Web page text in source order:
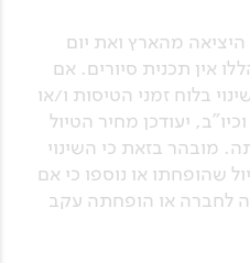
מהארץ ואת יום
אין תכנית סיורים. אם
בלוח זמני הטיסות ו/או
יעודכן מחיר הטיול
מובהר בזאת כי השינוי
שהופחתו או נוספו כי אם
לחברה או הופחתה עקב